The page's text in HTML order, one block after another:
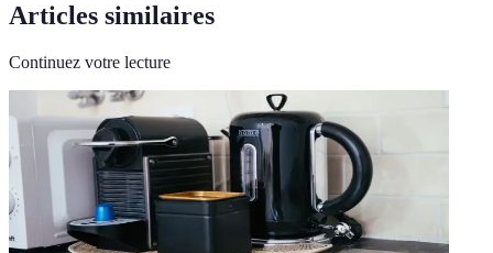
Articles similaires
Continuez votre lecture